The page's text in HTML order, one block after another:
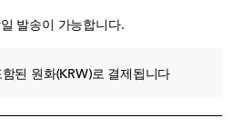
발송이 가능합니다.
된 원화(KRW)로 결제됩니다